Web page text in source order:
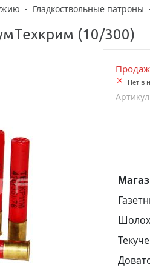
- Гладкоствольные патроны
(10/300)
Нет в